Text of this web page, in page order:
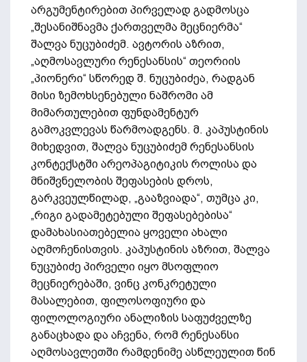
არგუმენტირებით პირველად გადმოსცა
„შესანიშნავმა ქართველმა მეცნიერმა“
შალვა ნუცუბიძემ. ავტორის აზრით,
„აღმოსავლური რენესანსის“ თეორიის
„პიონერი“ სწორედ შ. ნუცუბიძეა, რადგან
მისი ზემოხსენებული ნაშრომი ამ
მიმართულებით ფუნდამენტურ
გამოკვლევას წარმოადგენს. მ. კაპუსტინის
მიხედვით, შალვა ნუცუბიძემ რენესანსის
კონტექსტში არეოპაგიტიკის როლისა და
მნიშვნელობის შეფასების დროს,
გარკვეულწილად, „გააზვიადა“, თუმცა კი,
„რიგი გადამეტებული შეფასებებისა“
დამახასიათებელია ყოველი ახალი
აღმოჩენისთვის. კაპუსტინის აზრით, შალვა
ნუცუბიძე პირველი იყო მსოფლიო
მეცნიერებაში, ვინც კონკრეტული
მასალებით, ფილოსოფიური და
ფილოლოგიური ანალიზის საფუძველზე
განაცხადა და აჩვენა, რომ რენესანსი
აღმოსავლეთში რამდენიმე ასწლეულით წინ